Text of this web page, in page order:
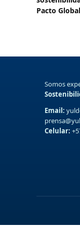
Pacto
Somos
Email:
Celular: